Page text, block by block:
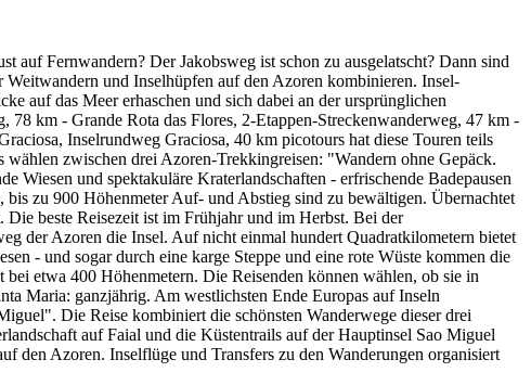
auf Fernwandern? Der Jakobsweg ist schon zu ausgelatscht? Dann sind
und Inselhüpfen auf den Azoren kombinieren. Insel-
auf das Meer erhaschen und sich dabei an der ursprünglichen
km - Grande Rota das Flores, 2-Etappen-Streckenwanderweg, 47 km -
Inselrundweg Graciosa, 40 km picotours hat diese Touren teils
zwischen drei Azoren-Trekkingreisen: "Wandern ohne Gepäck.
Wiesen und spektakuläre Kraterlandschaften - erfrischende Badepausen
zu 900 Höhenmeter Auf- und Abstieg sind zu bewältigen. Übernachtet
beste Reisezeit ist im Frühjahr und im Herbst. Bei der
der Azoren die Insel. Auf nicht einmal hundert Quadratkilometern bietet
- und sogar durch eine karge Steppe und eine rote Wüste kommen die
etwa 400 Höhenmetern. Die Reisenden können wählen, ob sie in
Maria: ganzjährig. Am westlichsten Ende Europas auf Inseln
Die Reise kombiniert die schönsten Wanderwege dieser drei
auf Faial und die Küstentrails auf der Hauptinsel Sao Miguel
den Azoren. Inselflüge und Transfers zu den Wanderungen organisiert